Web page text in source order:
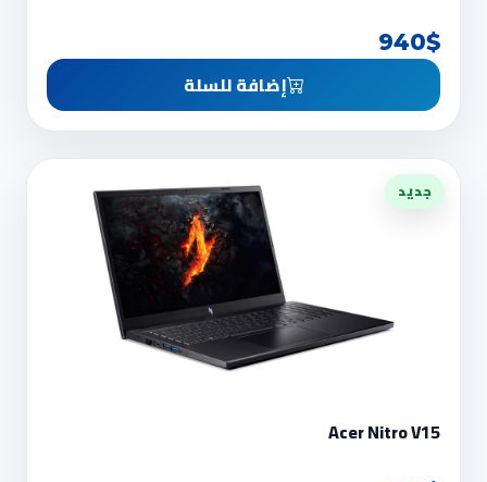
940$
إضافة للسلة
جديد
Acer Nitro V15